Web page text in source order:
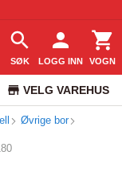
SØK LOGG INN VOGN
VELG VAREHUS
KUNDESERVICE
Øvrige bor